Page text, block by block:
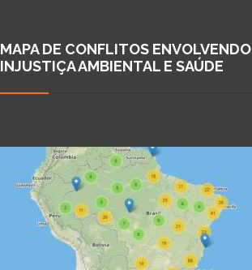
MAPA DE CONFLITOS ENVOLVENDO
INJUSTIÇA AMBIENTAL E SAÚDE